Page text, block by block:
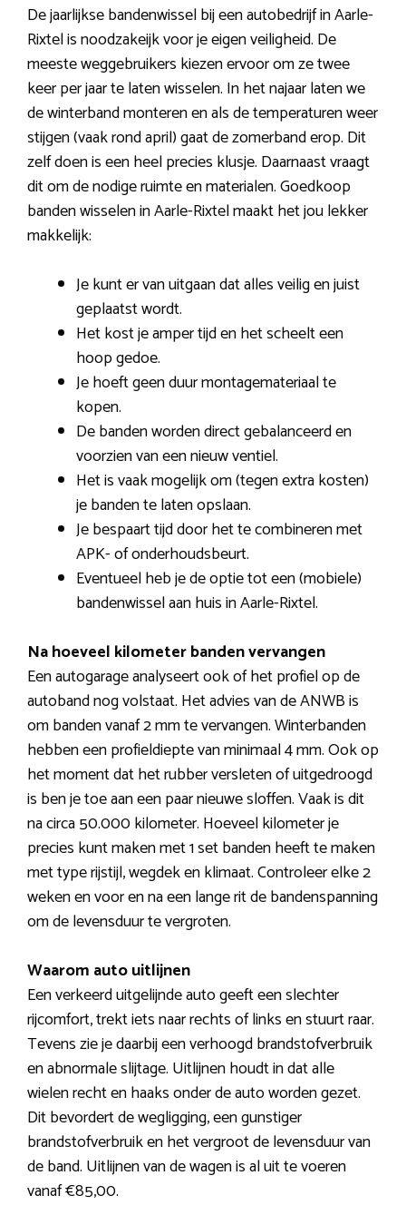
De jaarlijkse bandenwissel bij een autobedrijf in Aarle-
Rixtel is noodzakeijk voor je eigen veiligheid. De
meeste weggebruikers kiezen ervoor om ze twee
keer per jaar te laten wisselen. In het najaar laten we
de winterband monteren en als de temperaturen weer
stijgen (vaak rond april) gaat de zomerband erop. Dit
zelf doen is een heel precies klusje. Daarnaast vraagt
dit om de nodige ruimte en materialen. Goedkoop
banden wisselen in Aarle-Rixtel maakt het jou lekker
makkelijk:
Je kunt er van uitgaan dat alles veilig en juist
geplaatst wordt.
Het kost je amper tijd en het scheelt een
hoop gedoe.
Je hoeft geen duur montagemateriaal te
kopen.
De banden worden direct gebalanceerd en
voorzien van een nieuw ventiel.
Het is vaak mogelijk om (tegen extra kosten)
je banden te laten opslaan.
Je bespaart tijd door het te combineren met
APK- of onderhoudsbeurt.
Eventueel heb je de optie tot een (mobiele)
bandenwissel aan huis in Aarle-Rixtel.
Na hoeveel kilometer banden vervangen
Een autogarage analyseert ook of het profiel op de
autoband nog volstaat. Het advies van de ANWB is
om banden vanaf 2 mm te vervangen. Winterbanden
hebben een profieldiepte van minimaal 4 mm. Ook op
het moment dat het rubber versleten of uitgedroogd
is ben je toe aan een paar nieuwe sloffen. Vaak is dit
na circa 50.000 kilometer. Hoeveel kilometer je
precies kunt maken met 1 set banden heeft te maken
met type rijstijl, wegdek en klimaat. Controleer elke 2
weken en voor en na een lange rit de bandenspanning
om de levensduur te vergroten.
Waarom auto uitlijnen
Een verkeerd uitgelijnde auto geeft een slechter
rijcomfort, trekt iets naar rechts of links en stuurt raar.
Tevens zie je daarbij een verhoogd brandstofverbruik
en abnormale slijtage. Uitlijnen houdt in dat alle
wielen recht en haaks onder de auto worden gezet.
Dit bevordert de wegligging, een gunstiger
brandstofverbruik en het vergroot de levensduur van
de band. Uitlijnen van de wagen is al uit te voeren
vanaf €85,00.